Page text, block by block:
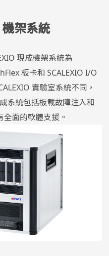
架系統
現成機架系統為
板卡和 SCALEXIO I/O
實驗室系統不同，
系統包括板載故障注入和
面的軟體支援。